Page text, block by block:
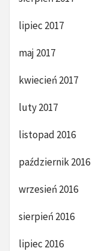
lipiec 2017
maj 2017
kwiecień 2017
luty 2017
listopad 2016
październik 2016
wrzesień 2016
sierpień 2016
lipiec 2016